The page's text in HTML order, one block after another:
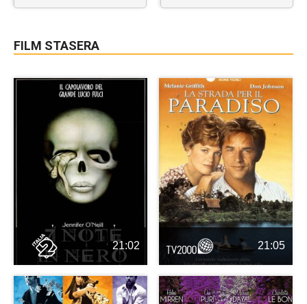
FILM STASERA
21:02 21:05